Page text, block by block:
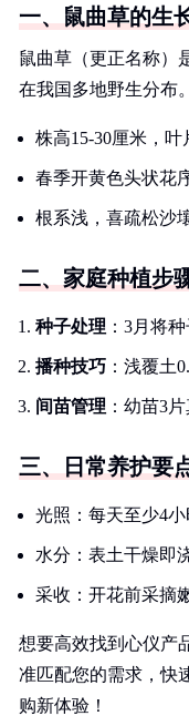
一、鼠曲草的生
鼠曲草（更正名称）
在我国多地野生分布
株高15-30厘米，
春季开黄色头状花
根系浅，喜疏松沙
二、家庭种植步
种子处理 ：3月将
播种技巧 ：浅覆土
间苗管理 ：幼苗3
三、日常养护要
光照：每天至少4
水分：表土干燥即
采收：开花前采摘
想要高效找到心仪产
准匹配您的需求，快
购新体验！